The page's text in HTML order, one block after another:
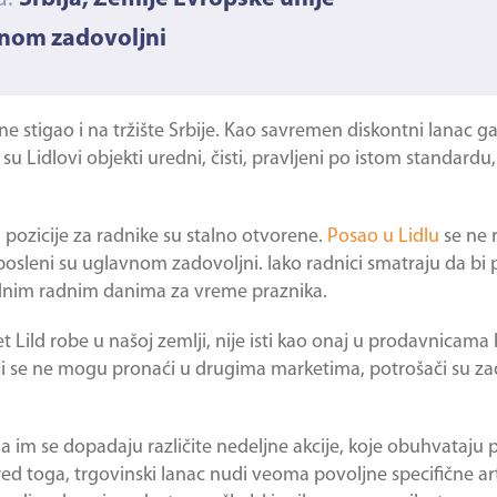
zadovoljni
stigao i na tržište Srbije. Kao savremen diskontni lanac
Lidlovi objekti uredni, čisti, pravljeni po istom
za radnike su stalno otvorene. Posao u Lidlu se ne
su uglavnom zadovoljni. Iako radnici smatraju da bi
radnim danima za vreme praznika.
Lild robe u našoj zemlji, nije isti kao onaj u prodavnicama
ne mogu pronaći u drugima marketima, potrošači su
im se dopadaju različite nedeljne akcije, koje obuhvataju
toga, trgovinski lanac nudi veoma povoljne specifične